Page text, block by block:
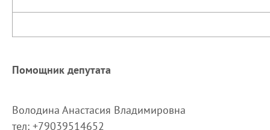
Помощник депутата
Володина Анастасия Владимировна
тел: +79039514652